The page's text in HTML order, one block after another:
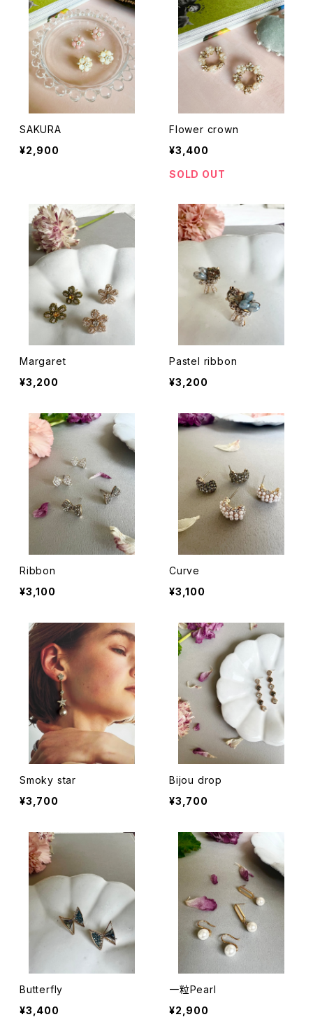
SAKURA
¥2,900
Flower crown
¥3,400
SOLD OUT
Margaret
¥3,200
Pastel ribbon
¥3,200
Ribbon
¥3,100
Curve
¥3,100
Smoky star
¥3,700
Bijou drop
¥3,700
Butterfly
¥3,400
一粒Pearl
¥2,900